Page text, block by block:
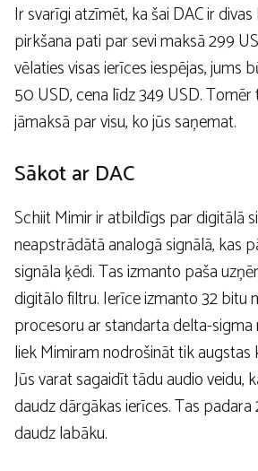
Ir svarīgi atzīmēt, ka šai DAC ir
pirkšana pati par sevi maksā 299
vēlaties visas ierīces iespējas, jums
50 USD, cena līdz 349 USD. Tomēr
jāmaksā par visu, ko jūs saņemat.
Sākot ar DAC
Schiit Mimir ir atbildīgs par digitālā
neapstrādātā analogā signālā, kas
signāla ķēdi. Tas izmanto paša
digitālo filtru. Ierīce izmanto 32 bitu
procesoru ar standarta delta-
liek Mimiram nodrošināt tik augstas
Jūs varat sagaidīt tādu audio veidu,
daudz dārgākas ierīces. Tas
daudz labāku.